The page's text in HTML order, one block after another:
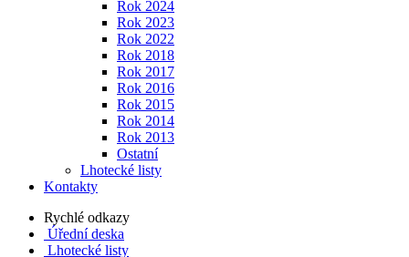
Rok 2024
Rok 2023
Rok 2022
Rok 2018
Rok 2017
Rok 2016
Rok 2015
Rok 2014
Rok 2013
Ostatní
Lhotecké listy
Kontakty
Rychlé odkazy
Úřední deska
Lhotecké listy